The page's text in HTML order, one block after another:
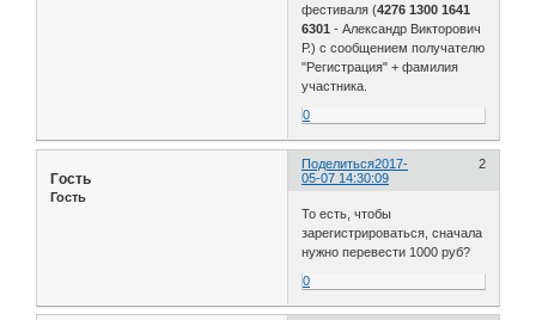
фестиваля (4276 1300 1641
6301 - Александр Викторович
Р.) с сообщением получателю
"Регистрация" + фамилия
участника.
0
Поделиться 2
2017-
05-07 14:30:09
Гocть
Гость
То есть, чтобы
зарегистрироваться, сначала
нужно перевести 1000 руб?
0